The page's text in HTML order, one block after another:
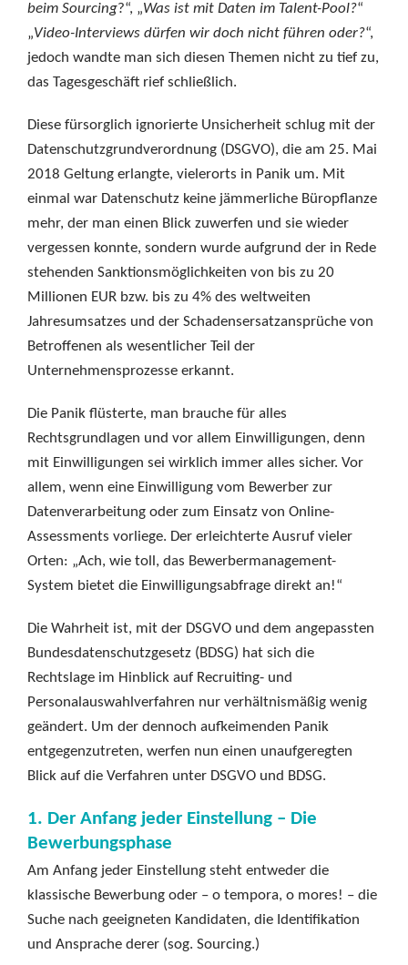
beim Sourcing?“, „Was ist mit Daten im Talent-Pool?“
„Video-Interviews dürfen wir doch nicht führen oder?“,
jedoch wandte man sich diesen Themen nicht zu tief zu,
das Tagesgeschäft rief schließlich.
Diese fürsorglich ignorierte Unsicherheit schlug mit der
Datenschutzgrundverordnung (DSGVO), die am 25. Mai
2018 Geltung erlangte, vielerorts in Panik um. Mit
einmal war Datenschutz keine jämmerliche Büropflanze
mehr, der man einen Blick zuwerfen und sie wieder
vergessen konnte, sondern wurde aufgrund der in Rede
stehenden Sanktionsmöglichkeiten von bis zu 20
Millionen EUR bzw. bis zu 4% des weltweiten
Jahresumsatzes und der Schadensersatzansprüche von
Betroffenen als wesentlicher Teil der
Unternehmensprozesse erkannt.
Die Panik flüsterte, man brauche für alles
Rechtsgrundlagen und vor allem Einwilligungen, denn
mit Einwilligungen sei wirklich immer alles sicher. Vor
allem, wenn eine Einwilligung vom Bewerber zur
Datenverarbeitung oder zum Einsatz von Online-
Assessments vorliege. Der erleichterte Ausruf vieler
Orten: „Ach, wie toll, das Bewerbermanagement-
System bietet die Einwilligungsabfrage direkt an!“
Die Wahrheit ist, mit der DSGVO und dem angepassten
Bundesdatenschutzgesetz (BDSG) hat sich die
Rechtslage im Hinblick auf Recruiting- und
Personalauswahlverfahren nur verhältnismäßig wenig
geändert. Um der dennoch aufkeimenden Panik
entgegenzutreten, werfen nun einen unaufgeregten
Blick auf die Verfahren unter DSGVO und BDSG.
1. Der Anfang jeder Einstellung – Die
Bewerbungsphase
Am Anfang jeder Einstellung steht entweder die
klassische Bewerbung oder – o tempora, o mores! – die
Suche nach geeigneten Kandidaten, die Identifikation
und Ansprache derer (sog. Sourcing.)